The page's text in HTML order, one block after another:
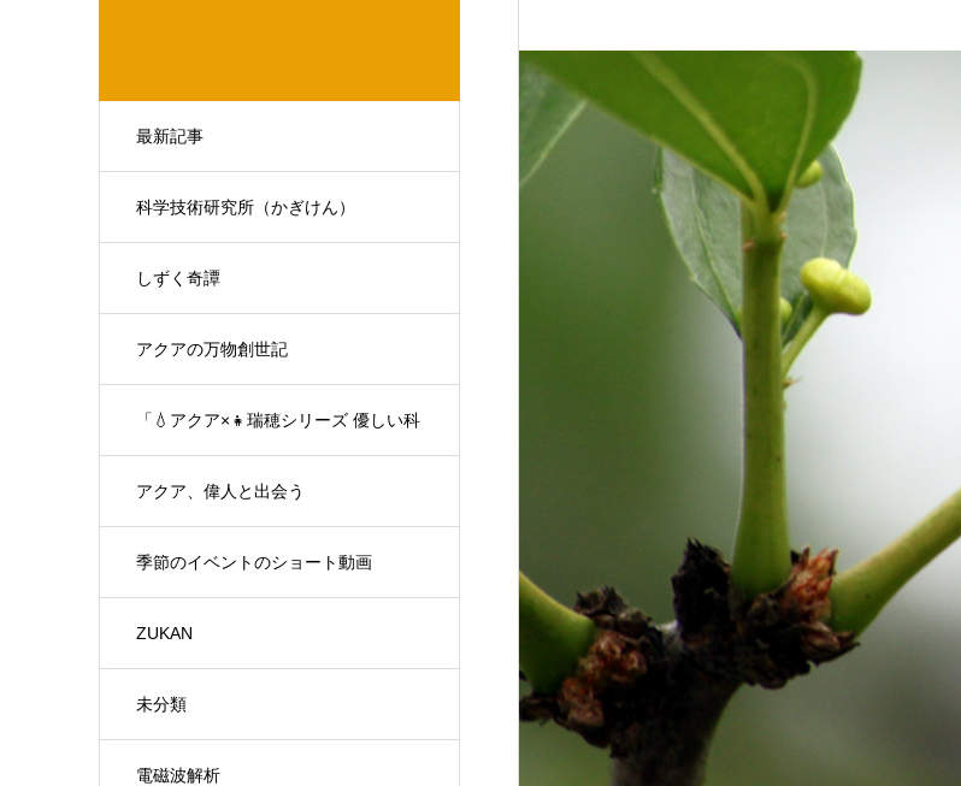
最新記事
科学技術研究所（かぎけん）
しずく奇譚
アクアの万物創世記
「💧アクア×👧瑞穂シリーズ 優しい科
学の対話」
アクア、偉人と出会う
季節のイベントのショート動画
ZUKAN
未分類
電磁波解析